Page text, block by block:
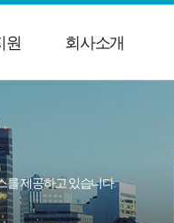
원 회사소개
를 제공하고 있습니다.